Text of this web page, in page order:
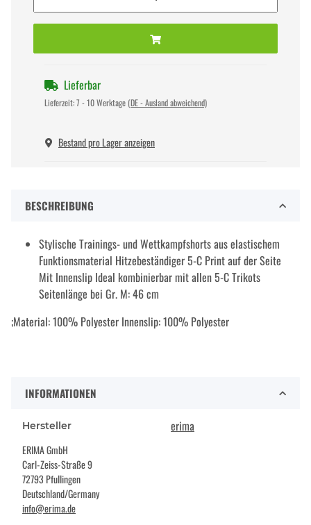
Lieferbar
Lieferzeit:7 - 10 Werktage (DE - Ausland abweichend)
Bestand pro Lager anzeigen
BESCHREIBUNG
Stylische Trainings- und Wettkampfshorts aus elastischem
Funktionsmaterial Hitzebeständiger 5-C Print auf der Seite
Mit Innenslip Ideal kombinierbar mit allen 5-C Trikots
Seitenlänge bei Gr. M: 46 cm
;Material: 100% Polyester Innenslip: 100% Polyester
INFORMATIONEN
Hersteller erima
ERIMA GmbH
Carl-Zeiss-Straße 9
72793 Pfullingen
Deutschland/Germany
info@erima.de